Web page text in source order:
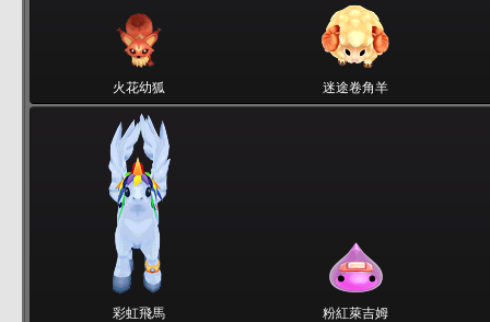
火花幼狐 迷途卷角羊
彩虹飛馬 粉紅萊吉姆